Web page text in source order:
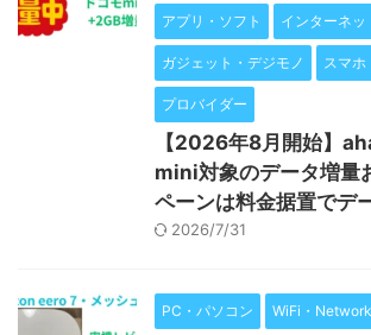
アプリ・ソフト インターネッ
ガジェット・デジモノ スマホ
プロバイダー
【2026年8月開始】
mini対象のデータ増量
ペーンは料金据置でデ
2026/7/31
PC・パソコン WiFi・